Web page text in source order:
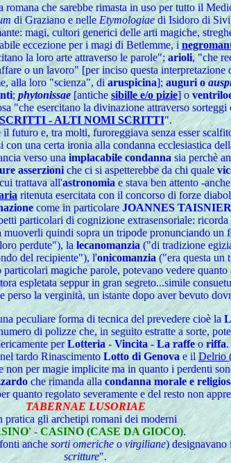
romana che sarebbe rimasta in uso per tutto il
di Graziano e nelleEtymologiaedi Isidoro di
magi, cultori generici delle arti magiche,
eccezione per i magi di Betlemme, i
la loro arte attraverso le parole"; arioli, "che
o un lavoro" [per inciso questa interpretazione
alla loro "scienza", diaruspicina];auguri o
;phytonissae[antichesibille e/o pizie] o
"che esercitano la divinazione attraverso sorteggi
- ALTI NOMI SCRITTI".
futuro e, tra molti, furoreggiava senza esser
una certa ironia alla condanna ecclesiastica
verso unaimplacabile condannasia perchè
asserzioniche ci si aspetterebbe da chi quale
trattava all'astronomia e stava ben attento -
ritenuta esercitata con il concorso di forze
come in particolareJOANNES TAISNIER
particolari di cognizione extrasensoriale: ricorda
quindi sopra un tripode pronunciando
perdute"), lalecanomanzia ("di tradizione
del recipiente"), l'onicomanzia("era questa un
magiche parole, potevano vedere
espletata seppur in gran segreto...simile
la verginità, un istante dopo aver bevuto
peculiare forma di tecnica del prevedere cioè la
di polizze che, in seguito estratte a sorte,
perLotteria-Vincita -La raffeoriffa.
tardo Rinascimento Lotto di Genova e ilDelrio
non per magie implicite ma in quanto i perdenti
che rimanda allacondanna morale e
quanto regolato severamente e del resto non
TABERNAE LUSORIAE
pratica gli archetipi romani dei moderni
- CASINO (CASE DA GIOCO).
anchesorti omeriche ovirgiliane)
scritture".